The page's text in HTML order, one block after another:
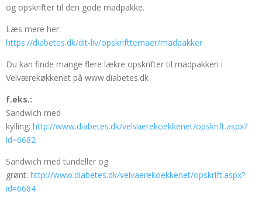
og opskrifter til den gode madpakke.
Læs mere her:
​​​​https://diabetes.dk/dit-liv/opskrifttemaer/madpakker
Du kan finde mange flere lækre opskrifter til madpakken i
Velværekøkkenet på www.diabetes.dk
f.eks.:
Sandwich med
kylling: http://www.diabetes.dk/velvaerekoekkenet/opskrift.aspx?
id=6682
Sandwich med tundeller og
grønt: http://www.diabetes.dk/velvaerekoekkenet/opskrift.aspx?
id=6684